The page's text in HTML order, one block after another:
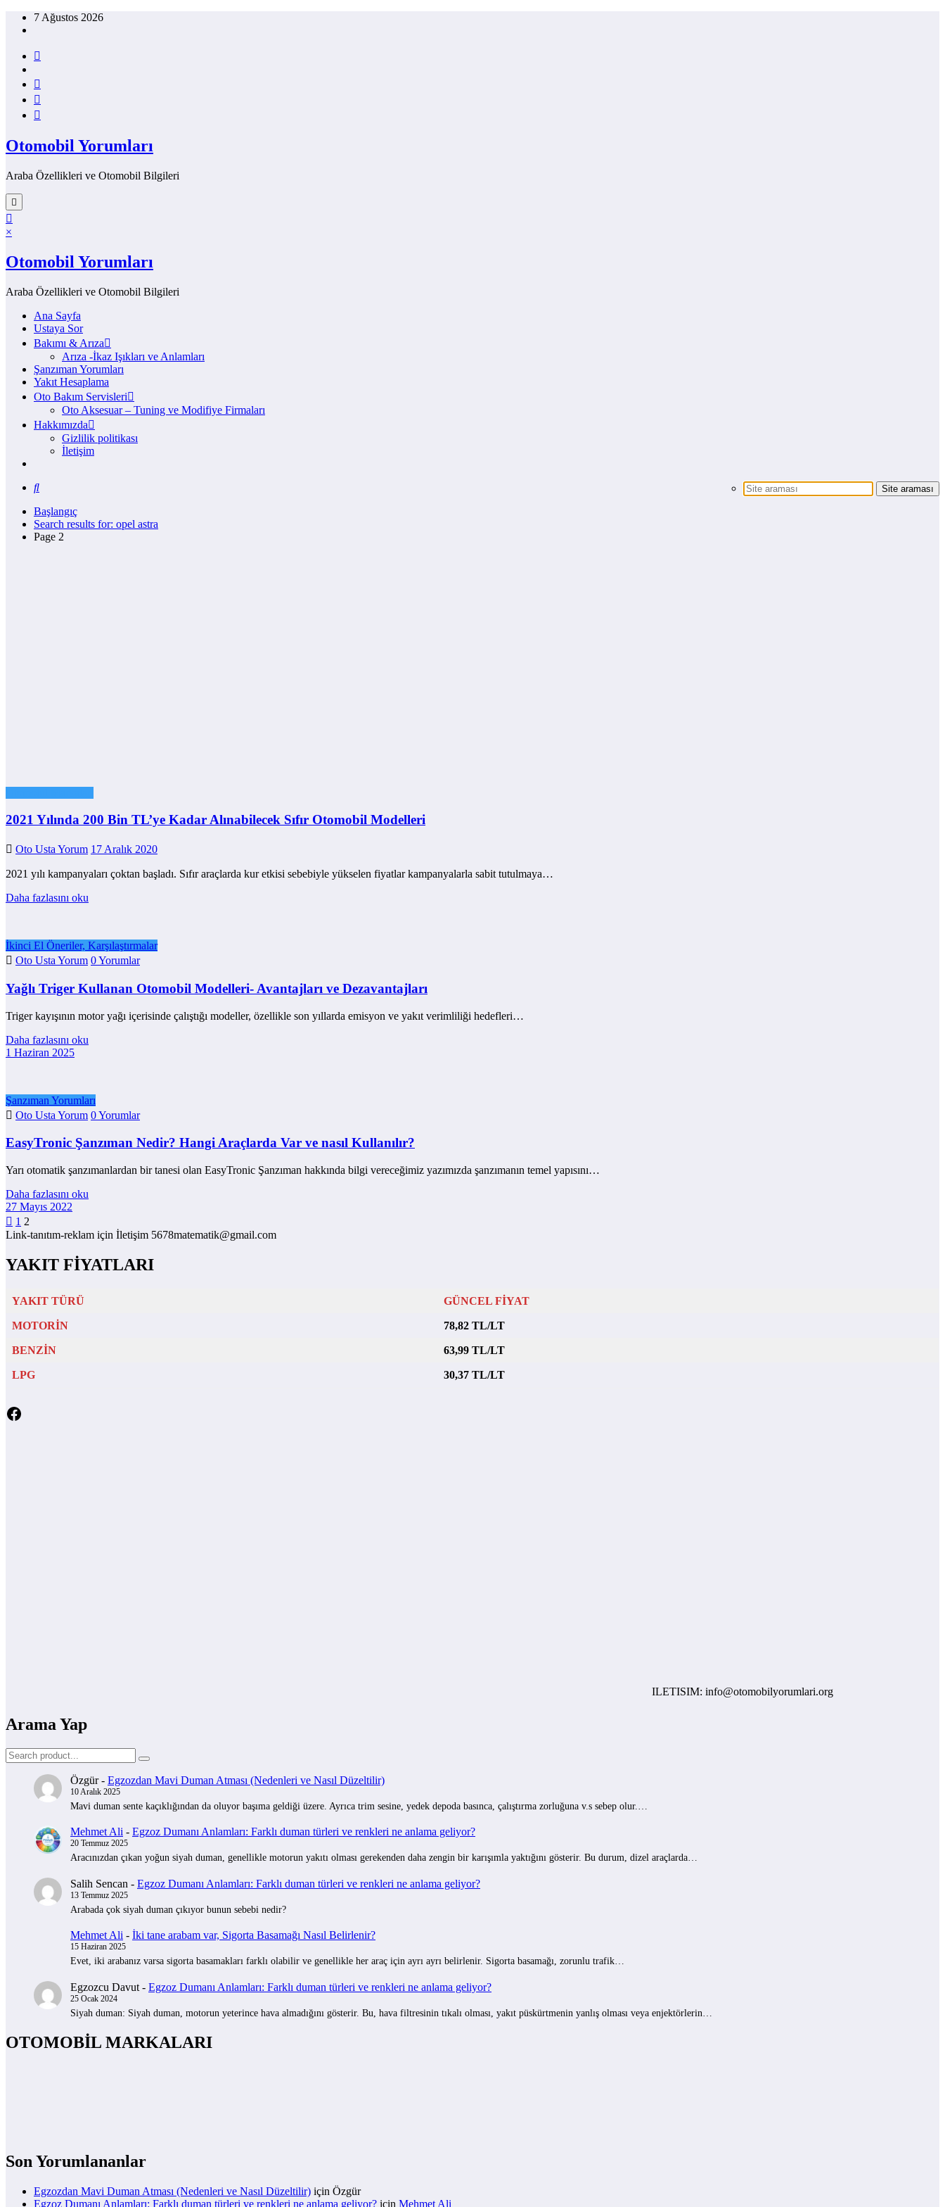
İçeriğe7 Ağustos 2026
Otomobil Yorumları
Araba Özellikleri ve Otomobil Bilgileri
×
Otomobil Yorumları
Araba Özellikleri ve Otomobil Bilgileri
Ana Sayfa
Ustaya Sor
Bakımı & Arıza
Arıza -İkaz Işıkları ve Anlamları
Şanzıman Yorumları
Yakıt Hesaplama
Oto Bakım Servisleri
Oto Aksesuar – Tuning ve Modifiye Firmaları
Hakkımızda
Gizlilik politikası
İletişim
Başlangıç
Search results for: opel astra
Page 2
2021 Yılında 200 Bin TL’ye Kadar Alınabilecek Sıfır Otomobil Modelleri
Oto Usta Yorum 17 Aralık 2020
2021 yılı kampanyaları çoktan başladı. Sıfır araçlarda kur etkisi sebebiyle yükselen fiyatlar kampanyalarla sabit tutulmaya…
Daha fazlasını oku
İkinci El Öneriler, Karşılaştırmalar
Oto Usta Yorum 0 Yorumlar
Yağlı Triger Kullanan Otomobil Modelleri- Avantajları ve Dezavantajları
Triger kayışının motor yağı içerisinde çalıştığı modeller, özellikle son yıllarda emisyon ve yakıt verimliliği hedefleri…
Daha fazlasını oku
1 Haziran 2025
Şanzıman Yorumları
Oto Usta Yorum 0 Yorumlar
EasyTronic Şanzıman Nedir? Hangi Araçlarda Var ve nasıl Kullanılır?
Yarı otomatik şanzımanlardan bir tanesi olan EasyTronic Şanzıman hakkında bilgi vereceğimiz yazımızda şanzımanın temel yapısını…
Daha fazlasını oku
27 Mayıs 2022
Yazı
sayfalaması
1 2
Link-tanıtım-reklam için İletişim 5678matematik@gmail.com
YAKIT FİYATLARI
YAKIT TÜRÜ GÜNCEL FİYAT
MOTORİN 78,82 TL/LT
BENZİN 63,99 TL/LT
LPG 30,37 TL/LT
Facebook
ILETISIM: info@otomobilyorumlari.org
Arama Yap
Özgür- Egzozdan Mavi Duman Atması (Nedenleri ve Nasıl Düzeltilir)
10 Aralık 2025
Mavi duman sente kaçıklığından da oluyor başıma geldiği üzere. Ayrıca trim sesine, yedek depoda basınca, çalıştırma zorluğuna v.s sebep olur.…
Mehmet Ali - Egzoz Dumanı Anlamları: Farklı duman türleri ve renkleri ne anlama geliyor?
20 Temmuz 2025
Aracınızdan çıkan yoğun siyah duman, genellikle motorun yakıtı olması gerekenden daha zengin bir karışımla yaktığını gösterir. Bu durum, dizel araçlarda…
Salih Sencan - Egzoz Dumanı Anlamları: Farklı duman türleri ve renkleri ne anlama geliyor?
13 Temmuz 2025
Arabada çok siyah duman çıkıyor bunun sebebi nedir?
Mehmet Ali - İki tane arabam var, Sigorta Basamağı Nasıl Belirlenir?
15 Haziran 2025
Evet, iki arabanız varsa sigorta basamakları farklı olabilir ve genellikle her araç için ayrı ayrı belirlenir. Sigorta basamağı, zorunlu trafik…
Egzozcu Davut - Egzoz Dumanı Anlamları: Farklı duman türleri ve renkleri ne anlama geliyor?
25 Ocak 2024
Siyah duman: Siyah duman, motorun yeterince hava almadığını gösterir. Bu, hava filtresinin tıkalı olması, yakıt püskürtmenin yanlış olması veya enjektörlerin…
OTOMOBİL MARKALARI
Son Yorumlananlar
Egzozdan Mavi Duman Atması (Nedenleri ve Nasıl Düzeltilir) için Özgür
Egzoz Dumanı Anlamları: Farklı duman türleri ve renkleri ne anlama geliyor? için Mehmet Ali